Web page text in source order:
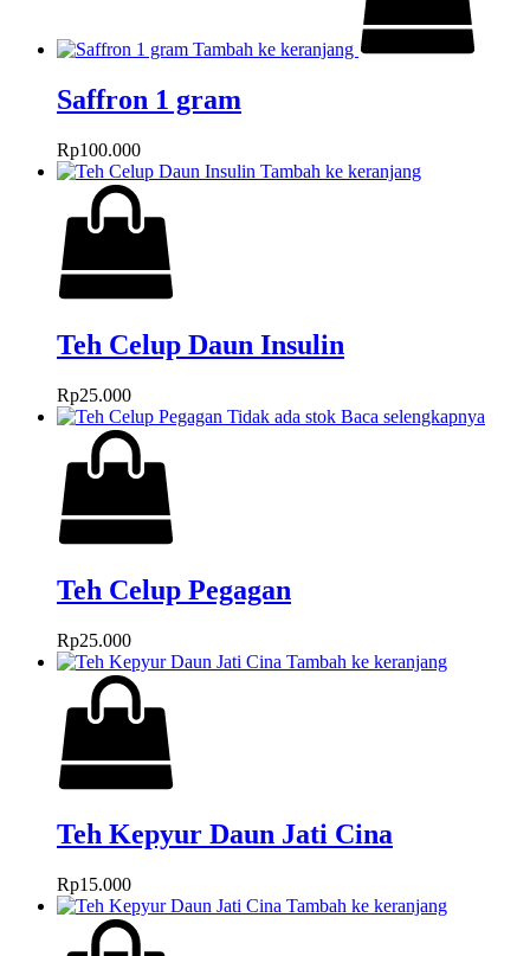
Tambah ke keranjang
Saffron 1 gram
Rp100.000
Tambah ke keranjang
Teh Celup Daun Insulin
Rp25.000
Tidak ada stok Baca selengkapnya
Teh Celup Pegagan
Rp25.000
Tambah ke keranjang
Teh Kepyur Daun Jati Cina
Rp15.000
Tambah ke keranjang